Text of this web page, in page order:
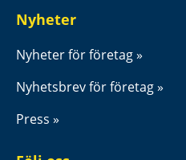
Nyheter
Nyheter för företag
Nyhetsbrev för företag
Press